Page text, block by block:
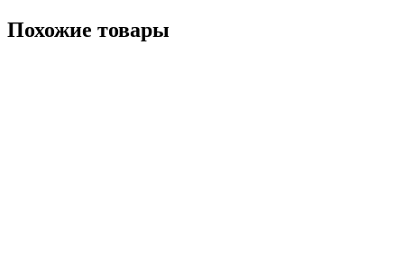
Похожие товары